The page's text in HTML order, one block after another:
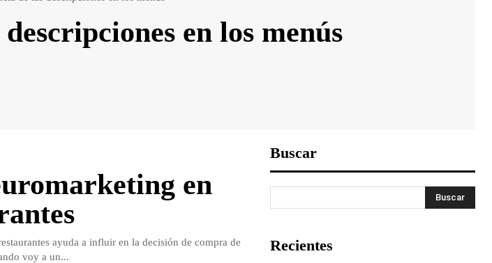
en los menús
en
ayuda a influir en la decisión de compra de
voy a un...
Buscar
Buscar
Recientes